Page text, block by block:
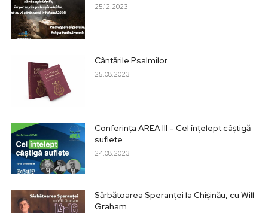
25.12.2023
Cântările Psalmilor
25.08.2023
Conferința AREA III – Cel înțelept câștigă
suflete
24.08.2023
Sărbătoarea Speranței la Chișinău, cu Will
Graham